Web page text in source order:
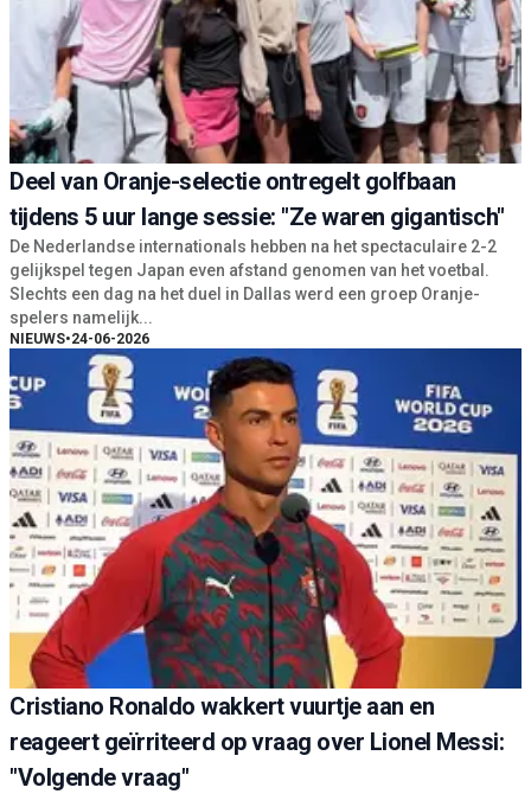
Deel van Oranje-selectie ontregelt golfbaan
tijdens 5 uur lange sessie: "Ze waren gigantisch"
De Nederlandse internationals hebben na het spectaculaire 2-2
gelijkspel tegen Japan even afstand genomen van het voetbal.
Slechts een dag na het duel in Dallas werd een groep Oranje-
spelers namelijk...
NIEUWS•24-06-2026
Cristiano Ronaldo wakkert vuurtje aan en
reageert geïrriteerd op vraag over Lionel Messi:
"Volgende vraag"